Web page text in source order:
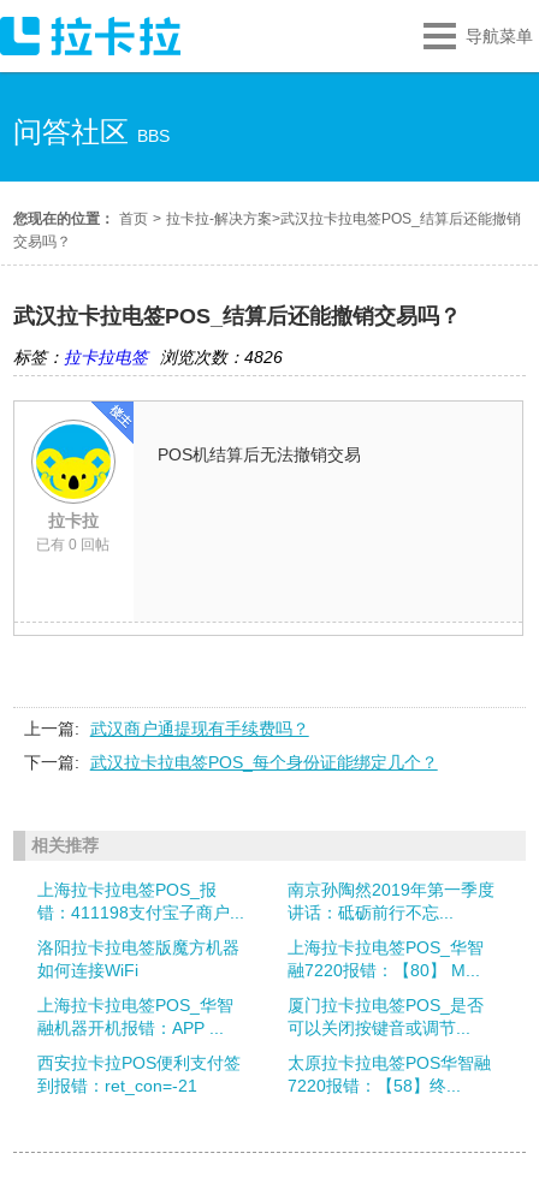
导航菜单
问答社区 BBS
您现在的位置： 首页 > 拉卡拉-解决方案>武汉拉卡拉电签POS_结算后还能撤销
交易吗？
武汉拉卡拉电签POS_结算后还能撤销交易吗？
标签： 拉卡拉电签 浏览次数：4826
拉卡拉
已有 0 回帖
POS机结算后无法撤销交易
上一篇:
武汉商户通提现有手续费吗？
下一篇:
武汉拉卡拉电签POS_每个身份证能绑定几个？
相关推荐
上海拉卡拉电签POS_报
错：411198支付宝子商户...
南京孙陶然2019年第一季度
讲话：砥砺前行不忘...
洛阳拉卡拉电签版魔方机器
如何连接WiFi
上海拉卡拉电签POS_华智
融7220报错：【80】 M...
上海拉卡拉电签POS_华智
融机器开机报错：APP ...
厦门拉卡拉电签POS_是否
可以关闭按键音或调节...
西安拉卡拉POS便利支付签
到报错：ret_con=-21
太原拉卡拉电签POS华智融
7220报错：【58】终...